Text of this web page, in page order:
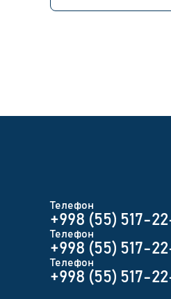
Телефон
+998 (55) 517-
Телефон
+998 (55) 517-
Телефон
+998 (55) 517-